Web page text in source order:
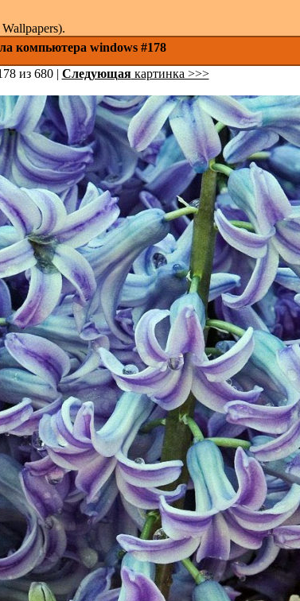
компьютера windows #178
из 680 | Следующаякартинка >>>